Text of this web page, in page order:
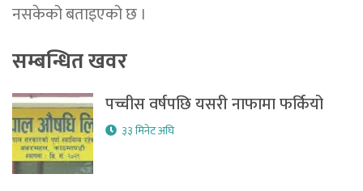
नसकेको बताइएको छ ।
सम्बन्धित खवर
पच्चीस वर्षपछि यसरी नाफामा फर्कियो
३३ मिनेट अघि